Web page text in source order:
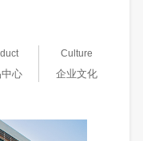
心
Culture
企业文化